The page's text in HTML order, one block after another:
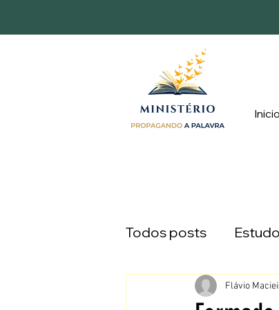
Inicio
Todos posts
DevocionaisFlávio